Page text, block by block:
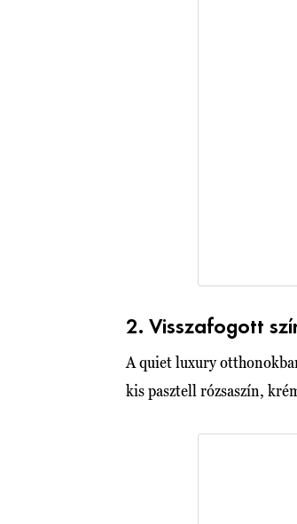
2. Visszafogott
A quiet luxury
kis pasztell rózsaszín,